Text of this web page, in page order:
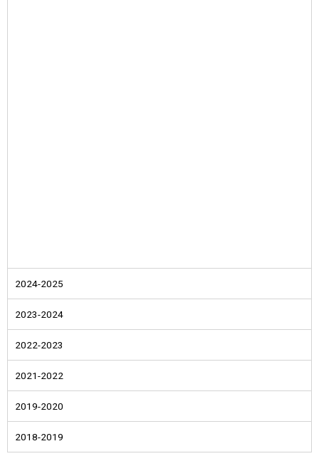
2024-2025
2023-2024
2022-2023
2021-2022
2019-2020
2018-2019